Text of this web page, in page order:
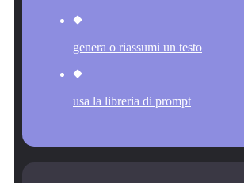
genera o riassumi un testo
usa la libreria di prompt